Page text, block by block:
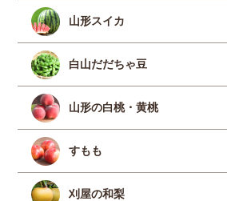
山形スイカ
白山だだちゃ豆
山形の白桃・黄桃
すもも
刈屋の和梨